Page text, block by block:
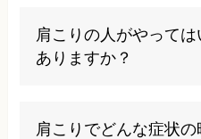
化している場合は生活
アが必要です。
肩こりの人がやって
ありますか？
自己流のマッサージは
肩こりでどんな症状